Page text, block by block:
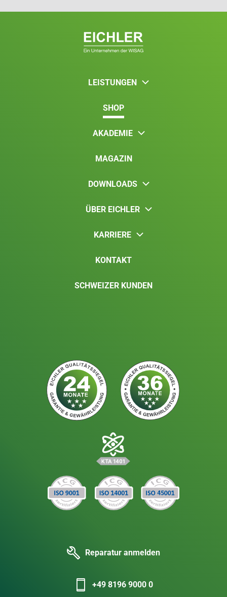
LEISTUNGEN
SHOP
AKADEMIE
MAGAZIN
DOWNLOADS
ÜBER EICHLER
KARRIERE
KONTAKT
SCHWEIZER KUNDEN
Reparatur anmelden
+49 8196 9000 0